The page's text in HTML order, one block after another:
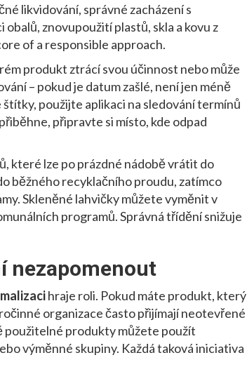
likvidování, správné zacházení s
obalů, znovupoužití plastů, skla a kovu z
of a responsible approach.
produkt ztrácí svou účinnost nebo může
– pokud je datum zašlé, není jen méně
použijte aplikaci na sledování termínů
připravte si místo, kde odpad
které lze po prázdné nádobě vrátit do
běžného recyklačního proudu, zatímco
Skleněné lahvičky můžete vyměnit v
programů. Správná třídění snižuje
nezapomenout
hraje roli. Pokud máte produkt, který
organizace často přijímají neotevřené
použitelné produkty můžete použít
výměnné skupiny. Každá taková iniciativa